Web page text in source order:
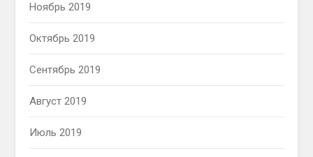
Ноябрь 2019
Октябрь 2019
Сентябрь 2019
Август 2019
Июль 2019